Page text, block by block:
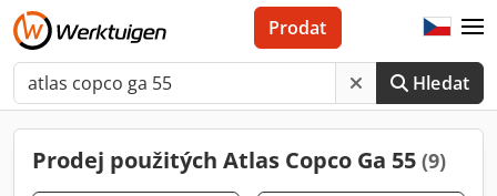
Hledat
Prodat
Prodej použitých Atlas Copco Ga 55 (9)